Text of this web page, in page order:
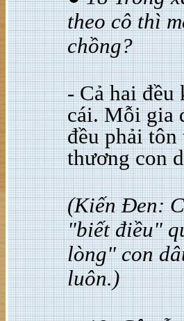
theo cô thì
chồng?
- Cả hai đều
cái. Mỗi gia
đều phải tôn
thương con
(Kiến Đen:
"biết điều"
lòng" con
luôn.)